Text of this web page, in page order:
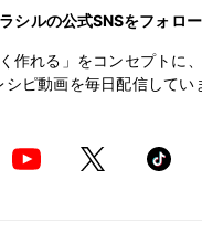
シルの公式SNSをフォロー
作れる」をコンセプトに
シピ動画を毎日配信してい